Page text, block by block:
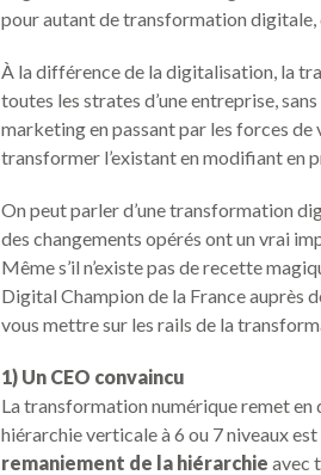
pour autant de transformation digitale,
À la différence de la digitalisation, la
toutes les strates d’une entreprise,
marketing en passant par les forces de
transformer l’existant en modifiant en
On peut parler d’une transformation
des changements opérés ont un vrai
Même s’il n’existe pas de recette
Digital Champion de la France auprès
vous mettre sur les rails de la
1) Un CEO convaincu
La transformation numérique remet en
hiérarchie verticale à 6 ou 7 niveaux
remaniement de la hiérarchie avec